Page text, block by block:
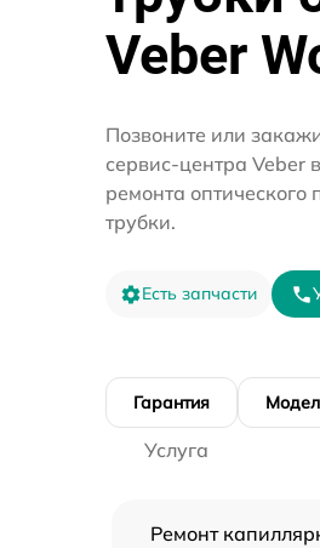
Veber
Позвоните или
сервис-центра Veber
ремонта оптического
трубки.
Есть запчасти
Гарантия
Услуга
Ремонт